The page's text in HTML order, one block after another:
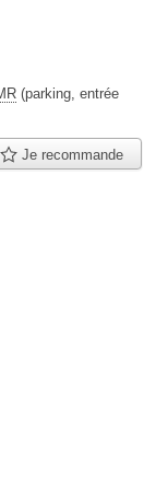
(parking, entrée
Je recommande